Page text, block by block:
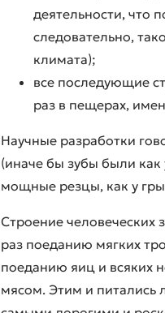
деятельности, что
следовательно,
климата);
все последующие
раз в пещерах,
Научные разработки
(иначе бы зубы были как
мощные резцы, как у
Строение человеческих
раз поеданию мягких
поеданию яиц и всяких
мясом. Этим и питались